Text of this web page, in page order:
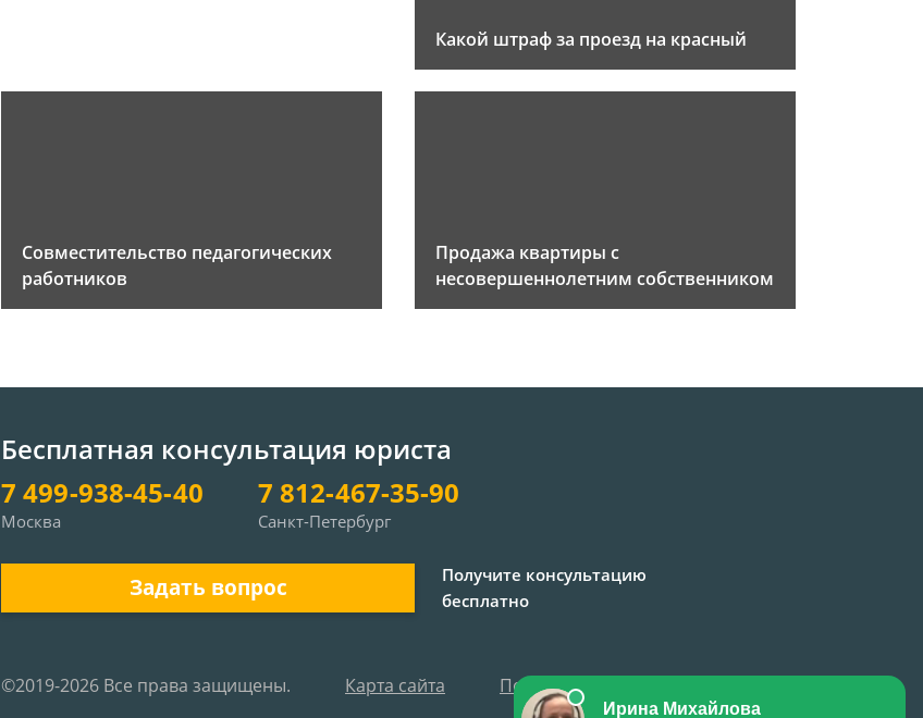
Какой штраф за проезд на красный
Совместительство педагогических
работников
Продажа квартиры с
несовершеннолетним собственником
Бесплатная консультация юриста
7 499-938-45-40
Москва
7 812-467-35-90
Санкт-Петербург
Задать вопрос
Получите консультацию
бесплатно
©2019-2026 Все права защищены. Карта сайта Политика персональных данных